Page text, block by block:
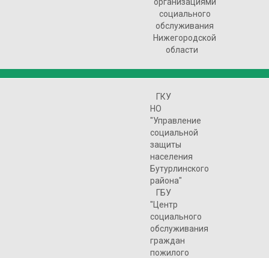
социального
обслуживания
Нижегородской
области
ГКУ
НО
"Управление
социальной
защиты
населения
Бутурлинского
района"
ГБУ
"Центр
социального
обслуживания
граждан
пожилого